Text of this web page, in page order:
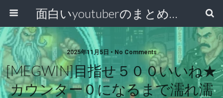
面白いyoutuberのまとめ動画
2025年11月5日 • No Comments
[MEGWIN]目指せ５００いいね★
カウンター０になるまで濡れ濡